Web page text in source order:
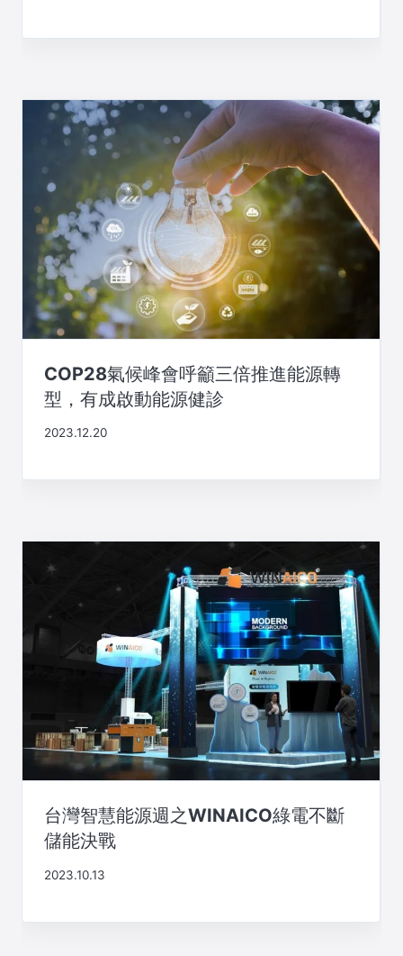
COP28氣候峰會呼籲三倍推進能源轉
型，有成啟動能源健診
2023.12.20
台灣智慧能源週之WINAICO綠電不斷
儲能決戰
2023.10.13